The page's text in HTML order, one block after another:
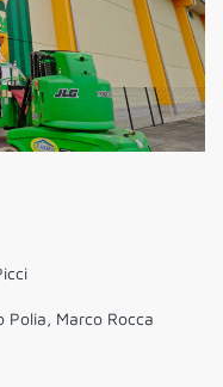
Polia, Marco Rocca